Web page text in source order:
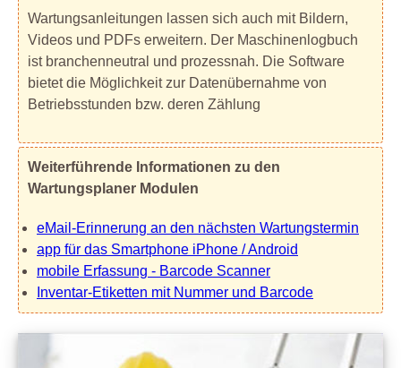
Wartungsanleitungen lassen sich auch mit Bildern,
Videos und PDFs erweitern. Der Maschinenlogbuch
ist branchenneutral und prozessnah. Die Software
bietet die Möglichkeit zur Datenübernahme von
Betriebsstunden bzw. deren Zählung
Weiterführende Informationen zu den
Wartungsplaner Modulen
eMail-Erinnerung an den nächsten Wartungstermin
app für das Smartphone iPhone / Android
mobile Erfassung - Barcode Scanner
Inventar-Etiketten mit Nummer und Barcode